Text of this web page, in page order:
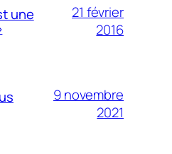
une
21 février
2016
9 novembre
2021